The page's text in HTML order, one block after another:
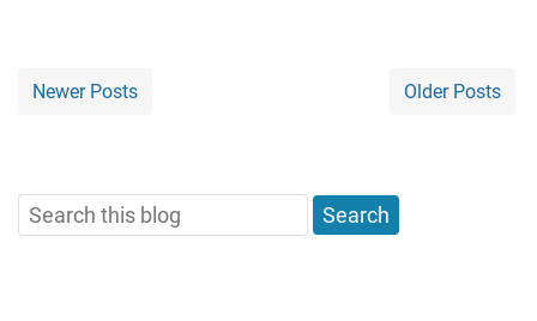
Newer Posts Older Posts